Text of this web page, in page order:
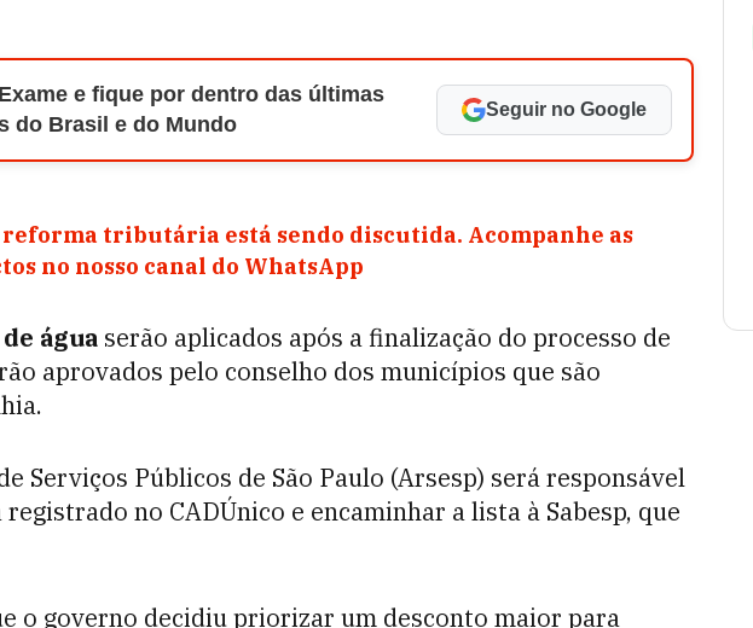
e fique por dentro das últimas
do Brasil e do Mundo
Seguir no Google
tributária está sendo discutida. Acompanhe as
no nosso canal do WhatsApp
água serão aplicados após a finalização do processo de
aprovados pelo conselho dos municípios que são
Serviços Públicos de São Paulo (Arsesp) será responsável
no CADÚnico e encaminhar a lista à Sabesp, que
o governo decidiu priorizar um desconto maior para